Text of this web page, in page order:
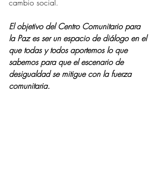
cambio social.
El objetivo del Centro Comunitario para
la Paz es ser un espacio de diálogo en el
que todas y todos aportemos lo que
sabemos para que el escenario de
desigualdad se mitigue con la fuerza
comunitaria.